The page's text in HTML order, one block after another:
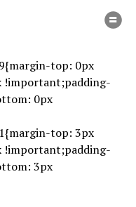
top: 0px
0px
top: 3px
3px